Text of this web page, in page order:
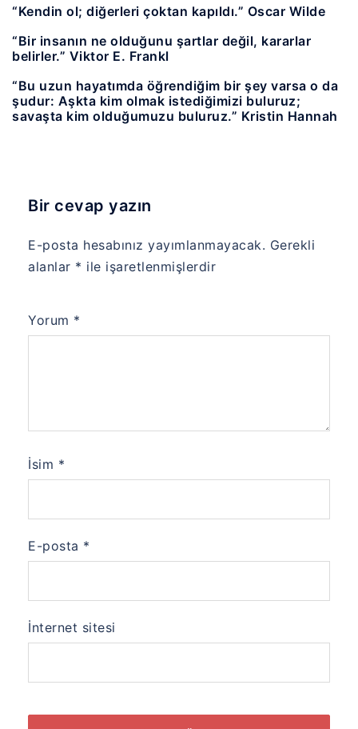
“Kendin ol; diğerleri çoktan kapıldı.” Oscar Wilde
“Bir insanın ne olduğunu şartlar değil, kararlar
belirler.” Viktor E. Frankl
“Bu uzun hayatımda öğrendiğim bir şey varsa o da
şudur: Aşkta kim olmak istediğimizi buluruz;
savaşta kim olduğumuzu buluruz.” Kristin Hannah
Bir cevap yazın
E-posta hesabınız yayımlanmayacak. Gerekli
alanlar * ile işaretlenmişlerdir
Yorum *
İsim *
E-posta *
İnternet sitesi